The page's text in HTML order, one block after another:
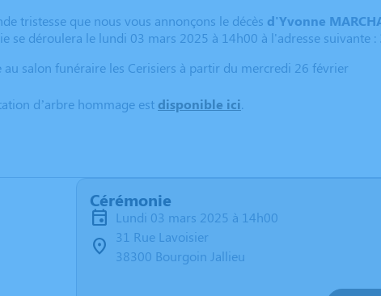
tristesse que nous vous annonçons le décès d'Yvonne
se déroulera le lundi 03 mars 2025 à 14h00 à l'adresse suivante
au salon funéraire les Cerisiers à partir du mercredi 26 février
d’arbre hommage est disponible ici.
Cérémonie
lundi 03 mars 2025 à 14h00
31 Rue Lavoisier
38300 Bourgoin Jallieu